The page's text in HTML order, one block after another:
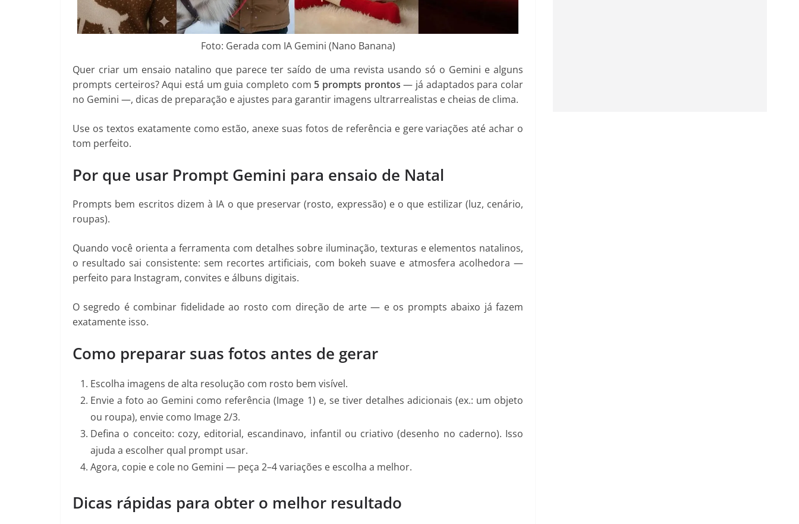
Foto: Gerada com IA Gemini (Nano Banana)
Quer criar um ensaio natalino que parece ter saído de uma revista usando só o Gemini e alguns
prompts certeiros? Aqui está um guia completo com 5 prompts prontos — já adaptados para colar
no Gemini —, dicas de preparação e ajustes para garantir imagens ultrarrealistas e cheias de clima.
Use os textos exatamente como estão, anexe suas fotos de referência e gere variações até achar o
tom perfeito.
Por que usar Prompt Gemini para ensaio de Natal
Prompts bem escritos dizem à IA o que preservar (rosto, expressão) e o que estilizar (luz, cenário,
roupas).
Quando você orienta a ferramenta com detalhes sobre iluminação, texturas e elementos natalinos,
o resultado sai consistente: sem recortes artificiais, com bokeh suave e atmosfera acolhedora —
perfeito para Instagram, convites e álbuns digitais.
O segredo é combinar fidelidade ao rosto com direção de arte — e os prompts abaixo já fazem
exatamente isso.
Como preparar suas fotos antes de gerar
Escolha imagens de alta resolução com rosto bem visível.
Envie a foto ao Gemini como referência (Image 1) e, se tiver detalhes adicionais (ex.: um objeto
ou roupa), envie como Image 2/3.
Defina o conceito: cozy, editorial, escandinavo, infantil ou criativo (desenho no caderno). Isso
ajuda a escolher qual prompt usar.
Agora, copie e cole no Gemini — peça 2–4 variações e escolha a melhor.
Dicas rápidas para obter o melhor resultado